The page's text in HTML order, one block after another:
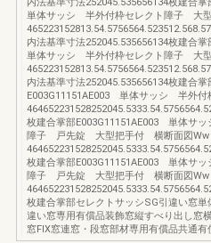
単体サッシ 半外付枠セレクト障子 大
内法基準寸法252045.535656134枚建合
単体サッシ 半外付枠セレクト障子 大
内法基準寸法252045.535656134枚建合掌
E003G11151AE003 単体サッシ 半外付
枚建合掌部E003G11151AE003 単体サ
障子 戸先錠 大型把手付 横断面図Ww
枚建合掌部E003G11151AE003 単体サ
障子 戸先錠 大型把手付 横断面図Ww
枚建合掌部セレクトサッシSG引違い窓単
違い窓専用有償品装飾窓縦すべり出し窓
窓FIX窓連窓・段窓部材専用有償品共通